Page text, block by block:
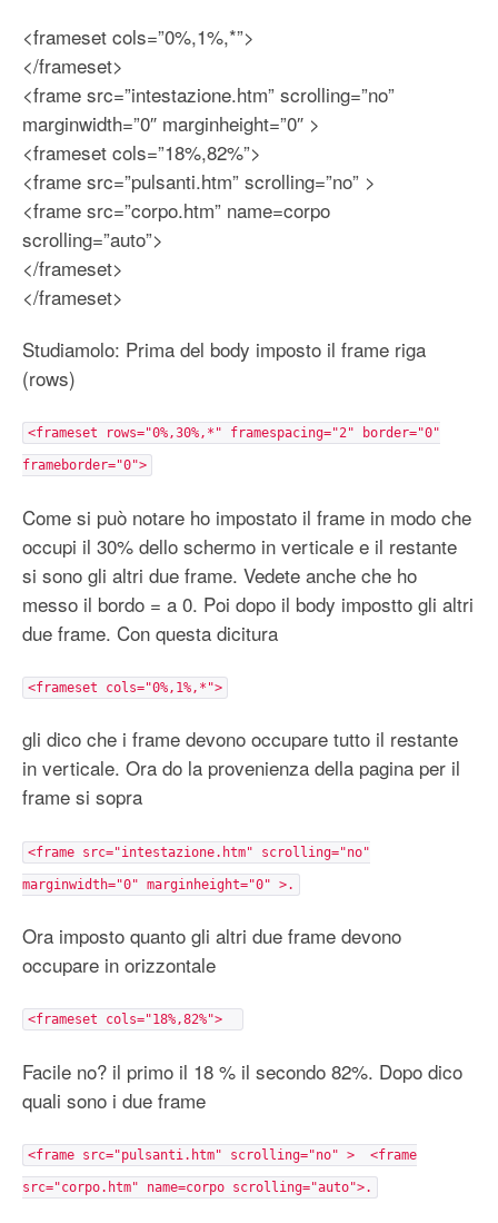
<frameset cols=”0%,1%,*”>
</frameset>
<frame src=”intestazione.htm” scrolling=”no”
marginwidth=”0″ marginheight=”0″ >
<frameset cols=”18%,82%”>
<frame src=”pulsanti.htm” scrolling=”no” >
<frame src=”corpo.htm” name=corpo
scrolling=”auto”>
</frameset>
</frameset>
Studiamolo: Prima del body imposto il frame riga
(rows)
<frameset rows="0%,30%,*" framespacing="2" border="0"
frameborder="0">
Come si può notare ho impostato il frame in modo che
occupi il 30% dello schermo in verticale e il restante
si sono gli altri due frame. Vedete anche che ho
messo il bordo = a 0. Poi dopo il body impostto gli altri
due frame. Con questa dicitura
<frameset cols="0%,1%,*">
gli dico che i frame devono occupare tutto il restante
in verticale. Ora do la provenienza della pagina per il
frame si sopra
<frame src="intestazione.htm" scrolling="no"
marginwidth="0" marginheight="0" >.
Ora imposto quanto gli altri due frame devono
occupare in orizzontale
<frameset cols="18%,82%">
Facile no? il primo il 18 % il secondo 82%. Dopo dico
quali sono i due frame
<frame src="pulsanti.htm" scrolling="no" > <frame
src="corpo.htm" name=corpo scrolling="auto">.